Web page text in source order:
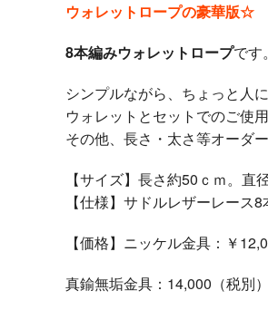
k
ウォレットロープの豪華版☆
8本編みウォレットロープです。
シンプルながら、ちょっと人
ウォレットとセットでのご使
その他、長さ・太さ等オーダ
【サイズ】長さ約50ｃｍ。直
【仕様】サドルレザーレース8
【価格】ニッケル金具：￥
真鍮無垢金具：14,000（税別